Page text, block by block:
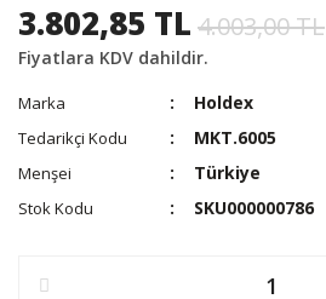
3.802,85 TL 4.003,00 TL
Fiyatlara KDV dahildir.
Marka Holdex
Tedarikçi Kodu MKT.6005
Menşei Türkiye
Stok Kodu SKU000000786